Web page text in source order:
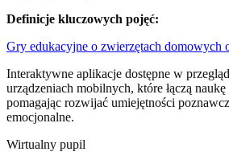
Definicje kluczowych pojęć:
Gry edukacyjne o zwierzętach domowych
Interaktywne aplikacje dostępne w
urządzeniach mobilnych, które łączą
pomagając rozwijać umiejętności
emocjonalne.
Wirtualny pupil